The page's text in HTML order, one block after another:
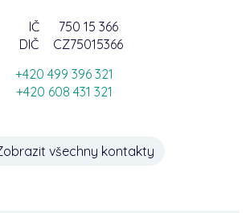
IČ
750 15 366
DIČ
CZ75015366
+420 499 396 321
+420 608 431 321
všechny kontakty